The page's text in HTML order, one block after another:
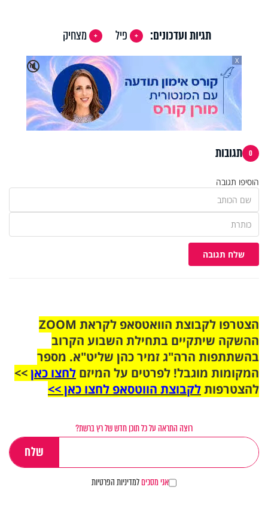
תגיות ועדכונים: פיל
מצחיק
🔇
X
0 תגובות
הוסיפו תגובה
שלח תגובה
הצטרפו לקבוצת הוואטסאפ לקראת ZOOM
ההשקה שיתקיים בתחילת השבוע הקרוב
בהשתתפות הרה"ג זמיר כהן שליט"א. מספר
המקומות מוגבל! לפרטים על המיזם לחצו כאן>>
להצטרפותלקבוצת הווטסאפ לחצו כאן >>
רוצה התראה על כל תוכן חדש של רץ ברשת?
אני מסכיםלמדיניות הפרטיות